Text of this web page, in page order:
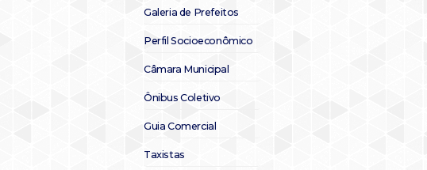
Galeria de Prefeitos
Perfil Socioeconômico
Câmara Municipal
Ônibus Coletivo
Guia Comercial
Taxistas